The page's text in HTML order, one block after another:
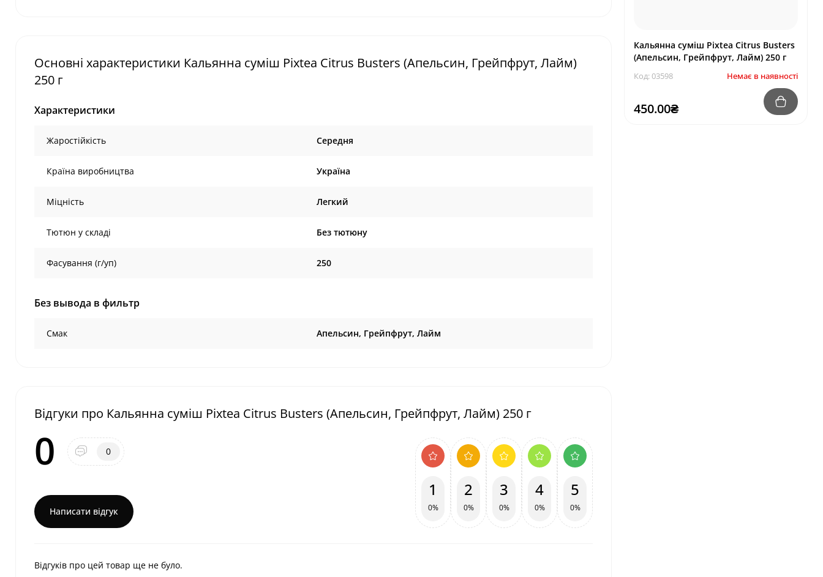
Основні характеристики Кальянна суміш Pixtea Citrus Busters (Апельсин, Грейпфрут, Лайм)
250 г
Характеристики
Жаростійкість Середня
Країна виробництва Україна
Міцність Легкий
Тютюн у складі Без тютюну
Фасування (г/уп) 250
Без вывода в фильтр
Смак Апельсин, Грейпфрут, Лайм
Відгуки про Кальянна суміш Pixtea Citrus Busters (Апельсин, Грейпфрут, Лайм) 250 г
0 0
Написати відгук
1
0%
2
0%
3
0%
4
0%
5
0%
Відгуків про цей товар ще не було.
Кальянна суміш Pixtea Citrus Busters
(Апельсин, Грейпфрут, Лайм) 250 г
Код: 03598 Немає в наявності
450.00₴